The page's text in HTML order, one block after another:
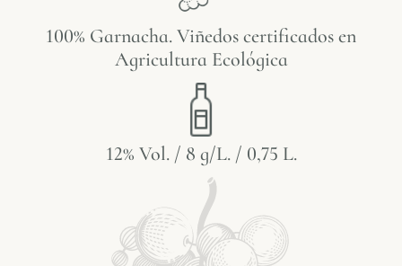
100% Garnacha. Viñedos certificados en
Agricultura Ecológica
12% Vol. / 8 g/L. / 0,75 L.